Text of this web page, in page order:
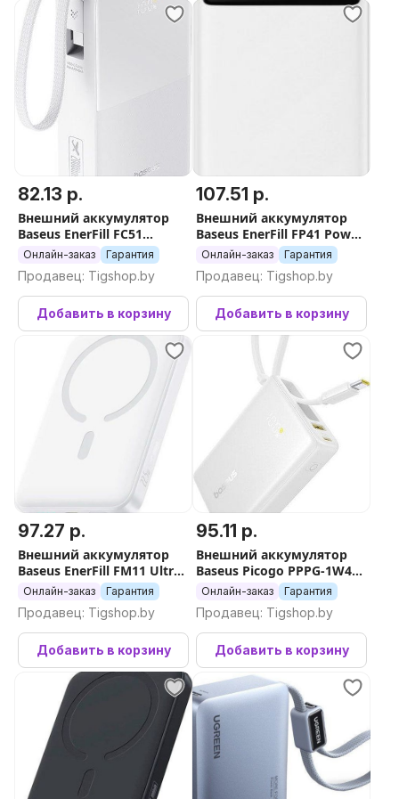
82.13 р.
Внешний аккумулятор
Baseus EnerFill FC51
Bipow2 Pro Power Bank
20000mAh (белый)
Онлайн-заказ Гарантия
Продавец: Tigshop.by
Добавить в корзину
107.51 р.
Внешний аккумулятор
Baseus EnerFill FP41 Power
Bank 22.5W 30000mAh
Онлайн-заказ Гарантия
Продавец: Tigshop.by
Добавить в корзину
97.27 р.
Внешний аккумулятор
Baseus EnerFill FM11 Ultra-
Mini Magnetic Power Bank
10000mAh (белый)
Онлайн-заказ Гарантия
Продавец: Tigshop.by
Добавить в корзину
95.11 р.
Внешний аккумулятор
Baseus Picogo PPPG-1W45C
Digital Display Power Bank
45W 10000mAh (белый)
Онлайн-заказ Гарантия
Продавец: Tigshop.by
Добавить в корзину